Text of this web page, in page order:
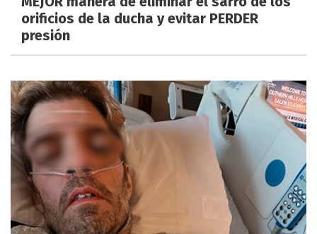
orificios de la ducha y evitar PERDER
presión